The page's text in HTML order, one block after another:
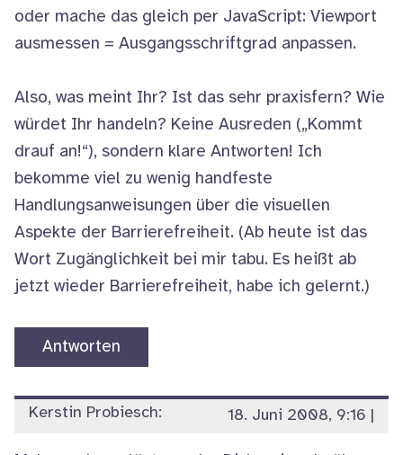
oder mache das gleich per JavaScript: Viewport
ausmessen = Ausgangsschriftgrad anpassen.
Also, was meint Ihr? Ist das sehr praxisfern? Wie
würdet Ihr handeln? Keine Ausreden („Kommt
drauf an!“), sondern klare Antworten! Ich
bekomme viel zu wenig handfeste
Handlungsanweisungen über die visuellen
Aspekte der Barrierefreiheit. (Ab heute ist das
Wort Zugänglichkeit bei mir tabu. Es heißt ab
jetzt wieder Barrierefreiheit, habe ich gelernt.)
Antworten
Kerstin Probiesch: 18. Juni 2008, 9:16